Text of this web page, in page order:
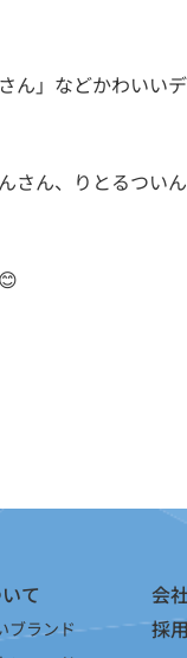
ん」などかわいい
さん、りとるつい
て
ブランド
会
採